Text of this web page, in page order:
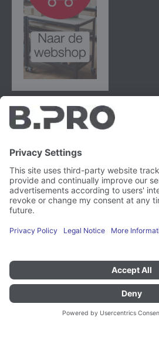
B.PRO GmbH
75038 Oberderdingen
Impressum
Kwetsbaarheidsrapport
Carrière